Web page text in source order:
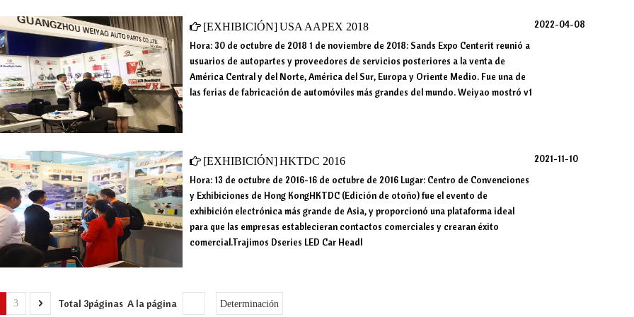
[EXHIBICIÓN]USA AAPEX 2018
Hora: 30 de octubre de 2018 1 de noviembre de 2018: Sands Expo Centerit reunió a
usuarios de autopartes y proveedores de servicios posteriores a la venta de
América Central y del Norte, América del Sur, Europa y Oriente Medio. Fue una de
las ferias de fabricación de automóviles más grandes del mundo. Weiyao mostró v1
2022-04-08
[EXHIBICIÓN]HKTDC 2016
Hora: 13 de octubre de 2016-16 de octubre de 2016 Lugar: Centro de Convenciones
y Exhibiciones de Hong KongHKTDC (Edición de otoño) fue el evento de
exhibición electrónica más grande de Asia, y proporcionó una plataforma ideal
para que las empresas establecieran contactos comerciales y crearan éxito
comercial.Trajimos Dseries LED Car Headl
2021-11-10
3 Total 3páginas A la página Determinación